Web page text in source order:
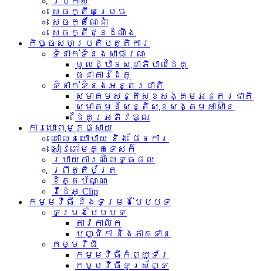
សេចក្តីសម្រេច
សេចក្តីណែនាំ
សេចក្តីជូនដំណឹង
កិច្ចសហប្រតិបត្តិការ
ទំនាក់ទំនង​សាធារណៈ
មូលដ្ឋានសុខាភិបាលដៃគូ
ធនាគារដៃគូ
ទំនាក់​ទំនង​អន្តរ​ជាតិ
សមាគមសន្តិសុខសង្គមអន្តរជាតិ
សមាគមន៍សន្តិសុខសង្គមអាស៊ាន​
ដៃគូរអភិវឌ្ឍ
ការបោះពុម្ភផ្សាយ
គោលនយោបាយ និង ផែនការ
សៀវភៅមគ្គទេសក៍
របាយការណ៍លទ្ធផល
ព្រឹត្តិប័ត្រ
ខិត្តប័ណ្ណ
វីដេអូ Clip
កម្មវិធី និងទម្រង់បែបបទ
ទម្រង់បែបបទ
តាវកាលិក
បញ្ជិកា និងភាគទាន
កម្មវិធី
កម្មវិធីកុំព្យូទ័រ
កម្មវិធីទូរស័ព្ទ